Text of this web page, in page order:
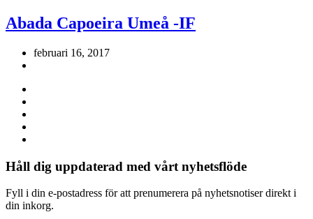
Abada Capoeira Umeå -IF
februari 16, 2017
Håll dig uppdaterad med vårt nyhetsflöde
Fyll i din e-postadress för att prenumerera på nyhetsnotiser direkt i
din inkorg.